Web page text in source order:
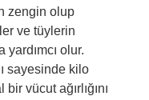
zengin olup
ve tüylerin
yardımcı olur.
sayesinde kilo
vücut ağırlığını